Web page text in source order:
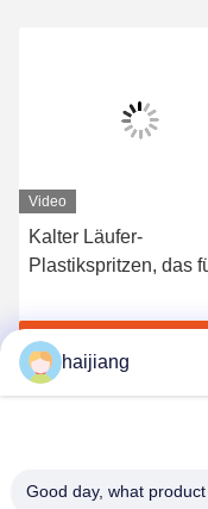
Video
Kalter Läufer-
Plastikspritzen, das
Form-Leben macht
haijiang
Good day, what